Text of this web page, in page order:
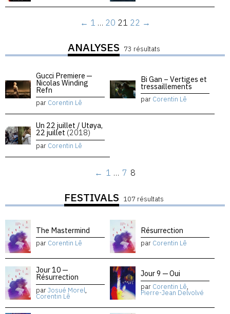
← 1 … 20 21 22 →
ANALYSES 73 résultats
Gucci Premiere —
Nicolas Winding
Refn
par Corentin Lê
Bi Gan – Vertiges et
tressaillements
par Corentin Lê
Un 22 juillet / Utøya,
22 juillet (2018)
par Corentin Lê
← 1 … 7 8
FESTIVALS 107 résultats
The Mastermind
par Corentin Lê
Résurrection
par Corentin Lê
Jour 10 —
Résurrection
parJosué Morel,
Corentin Lê
Jour 9 — Oui
par Corentin Lê,
Pierre-Jean Delvolvé